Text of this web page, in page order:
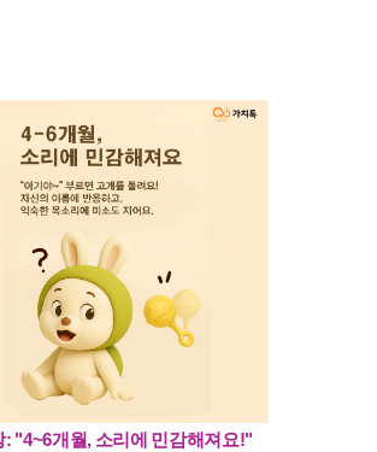
"4~6개월, 소리에 민감해져요!"